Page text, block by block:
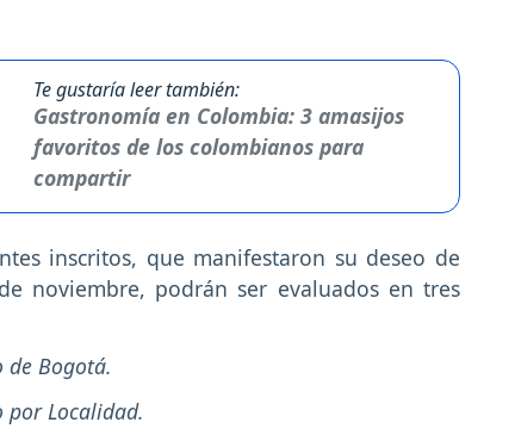
Te gustaría leer también:
Gastronomía en Colombia: 3 amasijos
favoritos de los colombianos para
compartir
inscritos, que manifestaron su deseo de
noviembre, podrán ser evaluados en tres
de Bogotá.
por Localidad.